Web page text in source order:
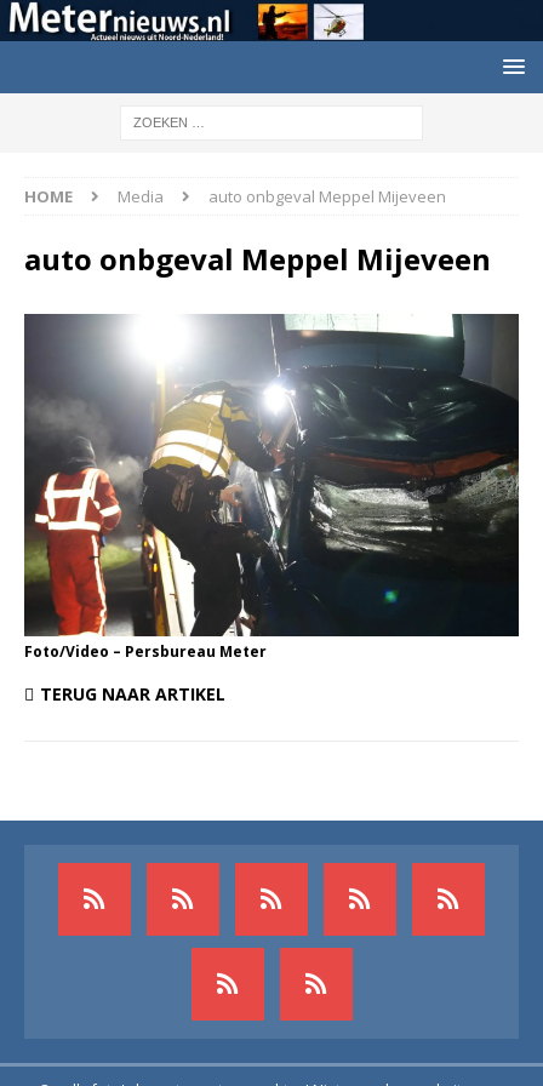
HOME Media auto onbgeval Meppel Mijeveen
auto onbgeval Meppel Mijeveen
Foto/Video – Persbureau Meter
TERUG NAAR ARTIKEL